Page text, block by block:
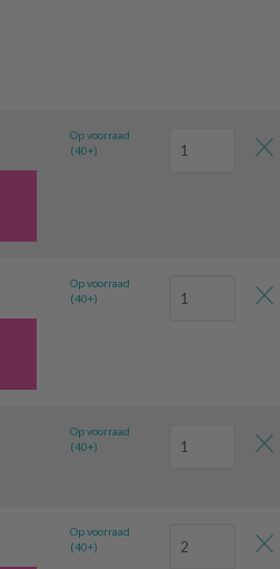
Op voorraad
(40+)
Op voorraad
(40+)
Op voorraad
(40+)
Op voorraad
(40+)